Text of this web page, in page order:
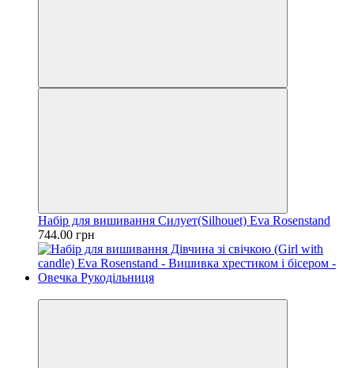
Набір для вишивання Силует(Silhouet) Eva Rosenstand
744.00 грн